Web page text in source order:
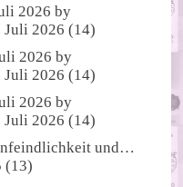
2026 by
Juli 2026 (14)
2026 by
Juli 2026 (14)
2026 by
Juli 2026 (14)
und…
(13)